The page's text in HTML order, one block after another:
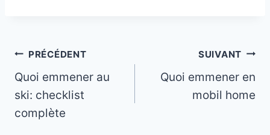
Navigation
de
l’article
PRÉCÉDENT
Quoi emmener au
ski: checklist
complète
SUIVANT
Quoi emmener en
mobil home